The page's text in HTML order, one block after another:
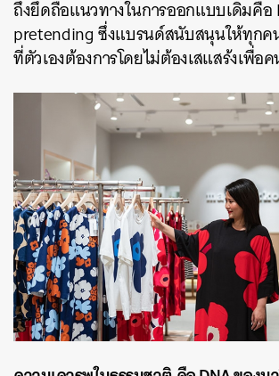
ถึงยึดถือแนวทางในการออกแบบเดิมคื
pretending ซึ่งแบรนด์สนับสนุนให้ทุกค
ที่ตัวเองต้องการโดยไม่ต้องเสแสร้งเพื่อ